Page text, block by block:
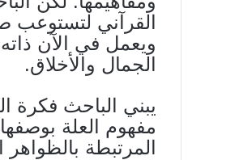
القرآني
ويعمل في الآن
الجمال والأخلاق.
يبني الباحث فكرة
مفهوم العلة
المرتبطة بالظواهر